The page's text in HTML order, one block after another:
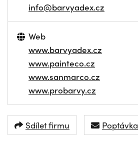
info@barvyadex.cz
Web
www.barvyadex.cz
www.painteco.cz
www.sanmarco.cz
www.probarvy.cz
Sdílet firmu Poptávka